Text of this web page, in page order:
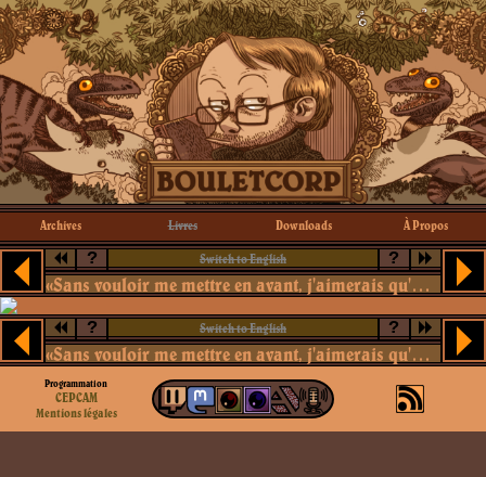
Archives Livres Downloads À Propos
? Switch to English ?
«Sans vouloir me mettre en avant, j'aimerais qu'on rebaptise l'ununoctiun bouletium. Ça sonne mieux.»
? Switch to English ?
«Sans vouloir me mettre en avant, j'aimerais qu'on rebaptise l'ununoctiun bouletium. Ça sonne mieux.»
Programmation
CEPCAM
Mentions légales